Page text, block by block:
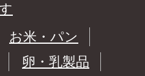
お米・パン
卵・乳製品